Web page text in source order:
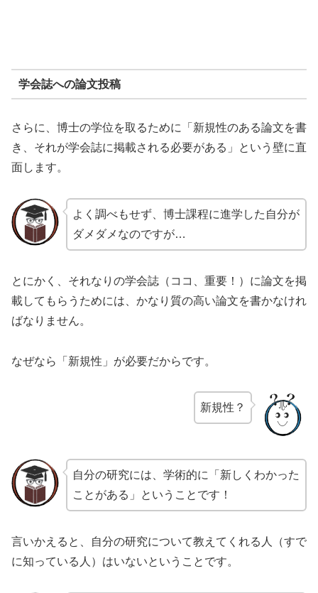
学会誌への論文投稿
さらに、博士の学位を取るために「新規性のある論文を書
き、それが学会誌に掲載される必要がある」という壁に直
面します。
よく調べもせず、博士課程に進学した自分が
ダメダメなのですが…
とにかく、それなりの学会誌（ココ、重要！）に論文を掲
載してもらうためには、かなり質の高い論文を書かなけれ
ばなりません。
なぜなら「新規性」が必要だからです。
新規性？
自分の研究には、学術的に「新しくわかった
ことがある」ということです！
言いかえると、自分の研究について教えてくれる人（すで
に知っている人）はいないということです。